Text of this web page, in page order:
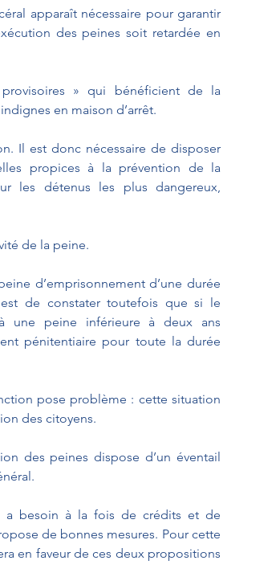
apparaît nécessaire pour garantir
des peines soit retardée en
» qui bénéficient de la
en maison d’arrêt.
Il est donc nécessaire de disposer
propices à la prévention de la
les détenus les plus dangereux,
de la peine.
d’emprisonnement d’une durée
de constater toutefois que si le
une peine inférieure à deux ans
pénitentiaire pour toute la durée
pose problème : cette situation
des citoyens.
des peines dispose d’un éventail
a besoin à la fois de crédits et de
de bonnes mesures. Pour cette
en faveur de ces deux propositions